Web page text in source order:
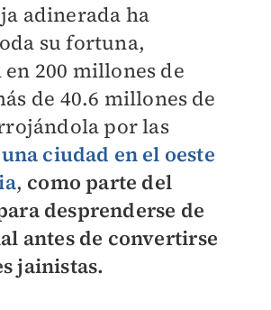
adinerada ha
su fortuna,
200 millones de
de 40.6 millones de
por las
una ciudad en el oeste
, como parte del
desprenderse de
antes de convertirse
jainistas.